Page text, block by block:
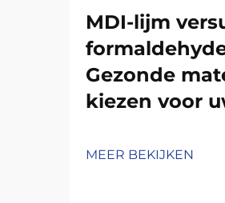
MDI-lijm
Gezonde
kiezen voor
MEER BEKIJKEN